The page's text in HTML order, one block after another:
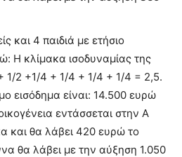
και 4 παιδιά με ετήσιο
Η κλίμακα ισοδυναμίας της
+ 1/2 +1/4 + 1/4 + 1/4 + 1/4 = 2,5.
εισόδημα είναι: 14.500 ευρώ
εντάσσεται στην Α
και θα λάβει 420 ευρώ το
θα λάβει με την αύξηση 1.050